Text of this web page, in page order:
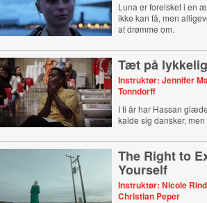
Luna er forelsket i en
ikke kan få, men
at drømme om.
Tæt på
Instruktør: Jennifer
Tonndorff
I ti år har Hassan
kalde sig dansker,
The Right to
Yourself
Instruktør: Nicole
Christian Peper